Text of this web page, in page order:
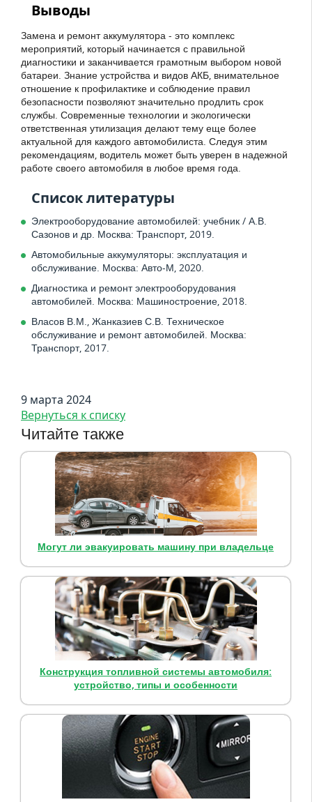
Выводы
Замена и ремонт аккумулятора - это комплекс
мероприятий, который начинается с правильной
диагностики и заканчивается грамотным выбором новой
батареи. Знание устройства и видов АКБ, внимательное
отношение к профилактике и соблюдение правил
безопасности позволяют значительно продлить срок
службы. Современные технологии и экологически
ответственная утилизация делают тему еще более
актуальной для каждого автомобилиста. Следуя этим
рекомендациям, водитель может быть уверен в надежной
работе своего автомобиля в любое время года.
Список литературы
Электрооборудование автомобилей: учебник / А.В.
Сазонов и др. Москва: Транспорт, 2019.
Автомобильные аккумуляторы: эксплуатация и
обслуживание. Москва: Авто-М, 2020.
Диагностика и ремонт электрооборудования
автомобилей. Москва: Машиностроение, 2018.
Власов В.М., Жанказиев С.В. Техническое
обслуживание и ремонт автомобилей. Москва:
Транспорт, 2017.
9 марта 2024
Вернуться к списку
Читайте также
Могут ли эвакуировать машину при владельце
Конструкция топливной системы автомобиля:
устройство, типы и особенности